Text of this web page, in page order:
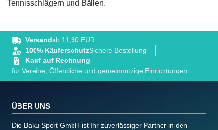
Tennisschlägern und Bällen.
Versandab 11,90 EUR
100% KäuferschutzSichere Bestellung
Kauf auf Rechnung
für Vereine, Öffentliche und gemeinnützige Einrichtungen
ÜBER UNS
Die Baku Sport GmbH ist Ihr zuverlässiger Partner in den